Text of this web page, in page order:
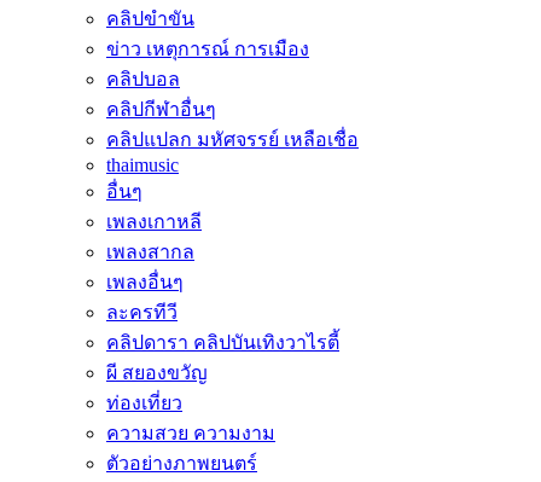
คลิปขำขัน
ข่าว เหตุการณ์ การเมือง
คลิปบอล
คลิปกีฬาอื่นๆ
คลิปแปลก มหัศจรรย์ เหลือเชื่อ
thaimusic
อื่นๆ
เพลงเกาหลี
เพลงสากล
เพลงอื่นๆ
ละครทีวี
คลิปดารา คลิปบันเทิงวาไรตี้
ผี สยองขวัญ
ท่องเที่ยว
ความสวย ความงาม
ตัวอย่างภาพยนตร์